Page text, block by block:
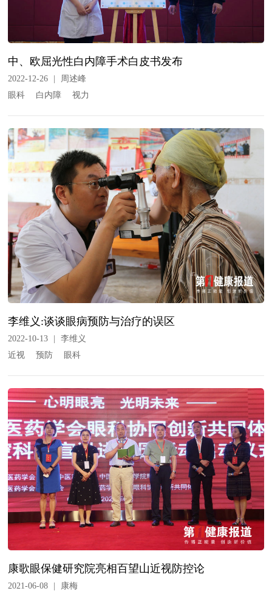
中、欧屈光性白内障手术白皮书发布
2022-12-26
周述峰
眼科
白内障 视力
李维义:谈谈眼病预防与治疗的误区
2022-10-13 |
李维义
近视
预防 眼科
康歌眼保健研究院亮相百望山近视防控论
2021-06-08 康梅